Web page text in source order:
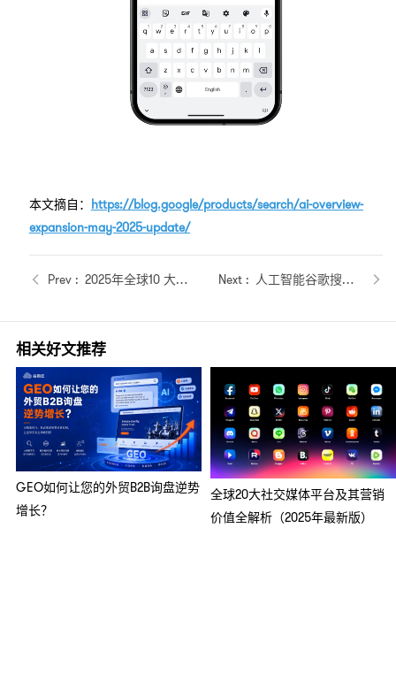
本文摘自： https://blog.google/products/search/ai-overview-
expansion-may-2025-update/
2025年全球10 大搜索引擎及搜索引擎市场份额、排名分析 人工智能谷歌搜索的内容策略 | 谷雨云 Guide
相关好文推荐
GEO如何让您的外贸B2B询盘逆势
增长？
全球20大社交媒体平台及其营销
价值全解析（2025年最新版）